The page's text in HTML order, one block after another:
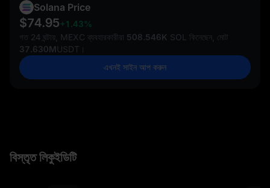
Solana Price
$74.95+1.43%
গত 24 ঘন্টায়, MEXC ব্যবহারকারীরা 508.546K SOL কিনেছেন, মোট
37.630MUSDT।
এখনই সাইন আপ করুন
বিস্তৃত লিকুইডিটি